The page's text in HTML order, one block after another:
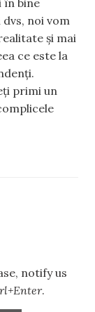
noi vom
și mai
ce este la
primi un
notify us
.